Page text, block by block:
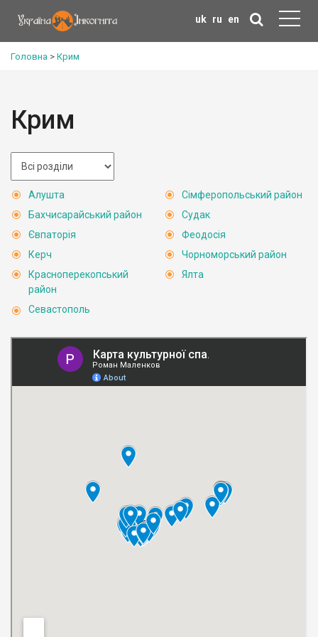
uk ru en
Головна > Крим
Крим
Алушта
Бахчисарайський район
Євпаторія
Керч
Красноперекопський
район
Севастополь
Сімферопольський район
Судак
Феодосія
Чорноморський район
Ялта